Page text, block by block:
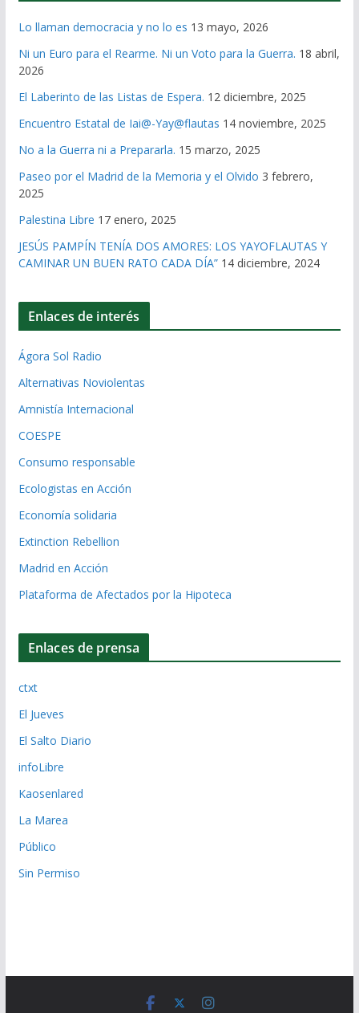
Lo llaman democracia y no lo es 13 mayo, 2026
Ni un Euro para el Rearme. Ni un Voto para la Guerra. 18 abril,
2026
El Laberinto de las Listas de Espera. 12 diciembre, 2025
Encuentro Estatal de Iai@-Yay@flautas 14 noviembre, 2025
No a la Guerra ni a Prepararla. 15 marzo, 2025
Paseo por el Madrid de la Memoria y el Olvido 3 febrero,
2025
Palestina Libre 17 enero, 2025
JESÚS PAMPÍN TENÍA DOS AMORES: LOS YAYOFLAUTAS Y
CAMINAR UN BUEN RATO CADA DÍA” 14 diciembre, 2024
Enlaces de interés
Ágora Sol Radio
Alternativas Noviolentas
Amnistía Internacional
COESPE
Consumo responsable
Ecologistas en Acción
Economía solidaria
Extinction Rebellion
Madrid en Acción
Plataforma de Afectados por la Hipoteca
Enlaces de prensa
ctxt
El Jueves
El Salto Diario
infoLibre
Kaosenlared
La Marea
Público
Sin Permiso